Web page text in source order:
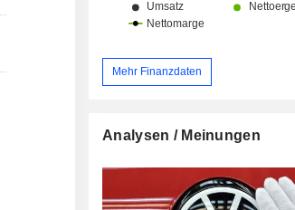
Mehr Finanzdaten
Analysen / Meinungen